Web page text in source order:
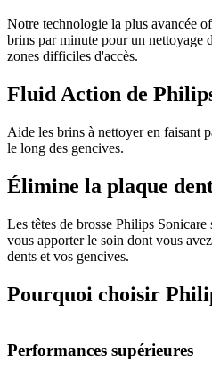
Notre technologie la plus avancée
brins par minute pour un nettoyage
zones difficiles d'accès.
Fluid Action de
Aide les brins à nettoyer en faisant
le long des gencives.
Élimine la plaque
Les têtes de brosse Philips
vous apporter le soin dont vous
dents et vos gencives.
Pourquoi choisir
Performances supérieures